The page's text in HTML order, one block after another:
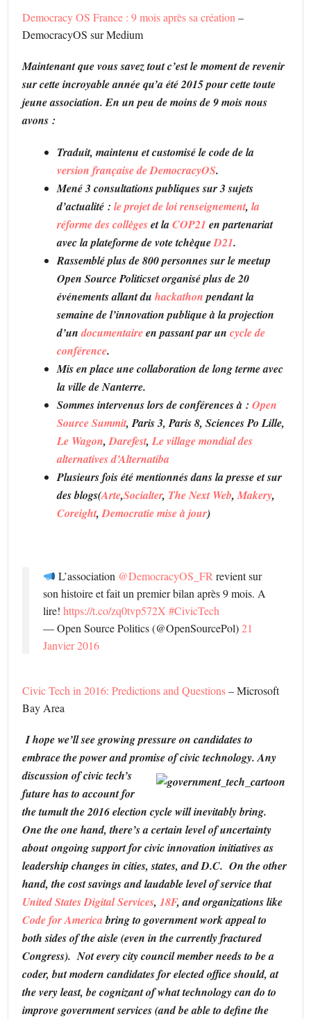
Democracy OS France : 9 mois après sa création–
DemocracyOS sur Medium
Maintenant que vous savez tout c’est le moment de revenir
sur cette incroyable année qu’a été 2015 pour cette toute
jeune association. En un peu de moins de 9 mois nous
avons :
Traduit, maintenu et customisé le code de la
version française de DemocracyOS.
Mené 3 consultations publiques sur 3 sujets
d’actualité :le projet de loi renseignement,la
réforme des collègeset laCOP21 en partenariat
avec la plateforme de vote tchèqueD21.
Rassemblé plus de 800 personnes sur le meetup
Open Source Politicset organisé plus de 20
événements allant duhackathonpendant la
semaine de l’innovation publique à la projection
d’undocumentaireen passant par uncycle de
conférence.
Mis en place une collaboration de long terme avec
la ville de Nanterre.
Sommes intervenus lors de conférences à :Open
Source Summit, Paris 3, Paris 8, Sciences Po Lille,
Le Wagon,Darefest,Le village mondial des
alternatives d’Alternatiba
Plusieurs fois été mentionnés dans la presse et sur
des blogs(Arte,Socialter, The Next Web,Makery,
Coreight,Democratie mise à jour)
L’association @DemocracyOS_FRrevient sur
son histoire et fait un premier bilan après 9 mois. A
lire!https://t.co/zq0tvp572X #CivicTech
— Open Source Politics (@OpenSourcePol)21
Janvier 2016
Civic Tech in 2016: Predictions and Questions– Microsoft
Bay Area
I hope we’ll see growing pressure on candidates to
embrace the power and promise of civic technology.Any
discussion of civic tech’s
future has to account for
the tumult the 2016 election cycle will inevitably bring.
One the one hand, there’s a certain level of uncertainty
about ongoing support for civic innovation initiatives as
leadership changes in cities, states, and D.C. On the other
hand, the cost savings and laudable level of service that
United States Digital Services,18F, and organizations like
Code for Americabring to government work appeal to
both sides of the aisle (even in the currently fractured
Congress).Not every city council member needs to be a
coder, but modern candidates for elected office should, at
the very least, be cognizant of what technology can do to
improve government services (and be able to define the